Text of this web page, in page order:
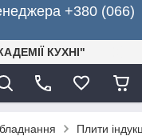
+380 (066)
КУХНІ"
Плити